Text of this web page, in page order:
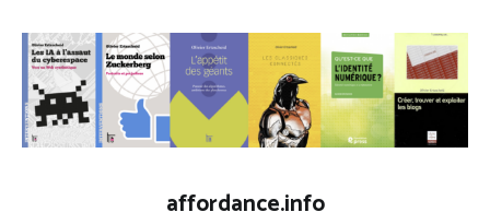
contenu
affordance.info